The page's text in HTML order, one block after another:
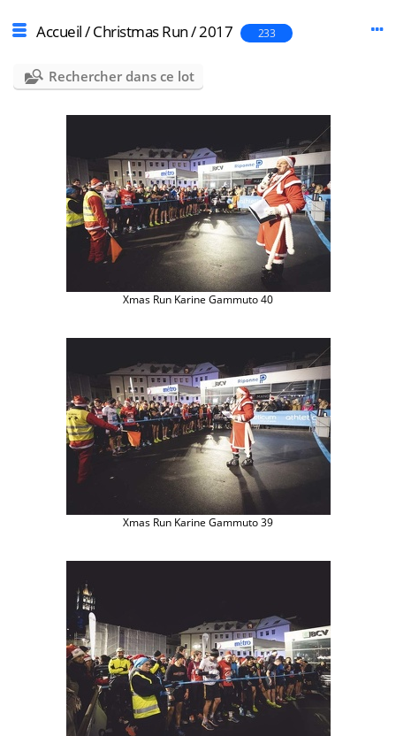
Accueil/Christmas Run/2017 233
Rechercher dans ce lot
Xmas Run Karine Gammuto 40
Xmas Run Karine Gammuto 39